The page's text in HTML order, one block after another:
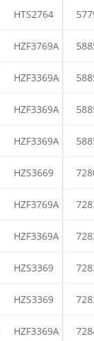
HTS2764
HZF3769A
HZF3369A
HZF3369A
HZF3369A
HZS3669
HZF3769A
HZF3369A
HZS3369
HZS3369
HZF3369A